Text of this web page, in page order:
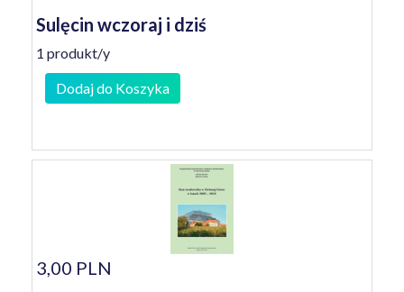
Sulęcin wczoraj i dziś
1 produkt/y
Dodaj do Koszyka
3,00 PLN